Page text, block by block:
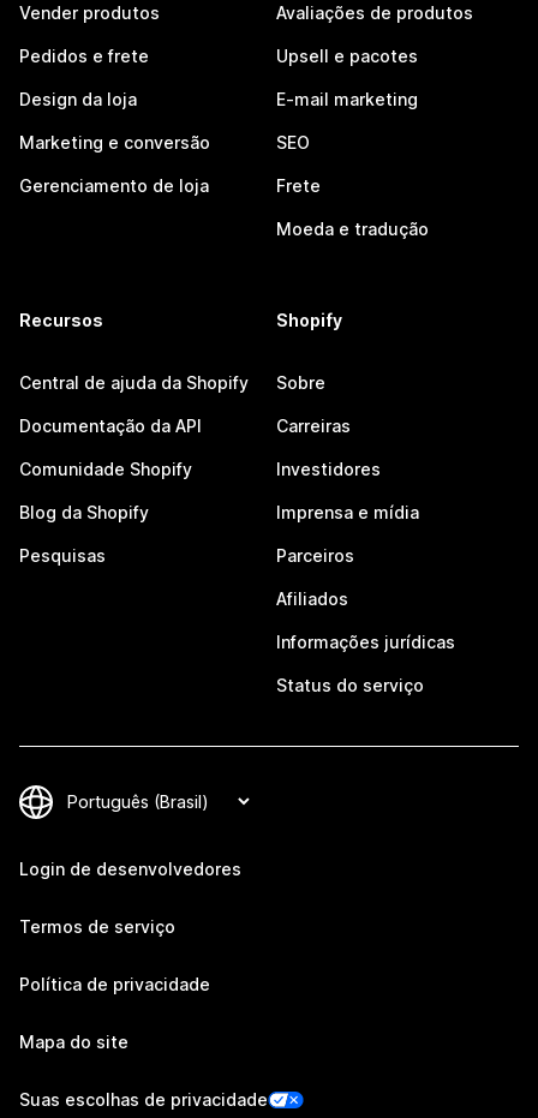
Vender produtos
Pedidos e frete
Design da loja
Marketing e conversão
Gerenciamento de loja
Avaliações de produtos
Upsell e pacotes
E-mail marketing
SEO
Frete
Moeda e tradução
Recursos
Central de ajuda da Shopify
Documentação da API
Comunidade Shopify
Blog da Shopify
Pesquisas
Shopify
Sobre
Carreiras
Investidores
Imprensa e mídia
Parceiros
Afiliados
Informações jurídicas
Status do serviço
Login de desenvolvedores
Termos de serviço
Política de privacidade
Mapa do site
Suas escolhas de privacidade